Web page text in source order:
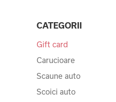
CATEGORII
Gift card
Carucioare
Scaune auto
Scoici auto